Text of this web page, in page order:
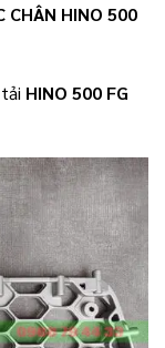
CHÂN HINO 500
HINO 500 FG